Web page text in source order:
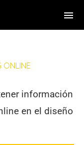
ONLINE
información
en el diseño